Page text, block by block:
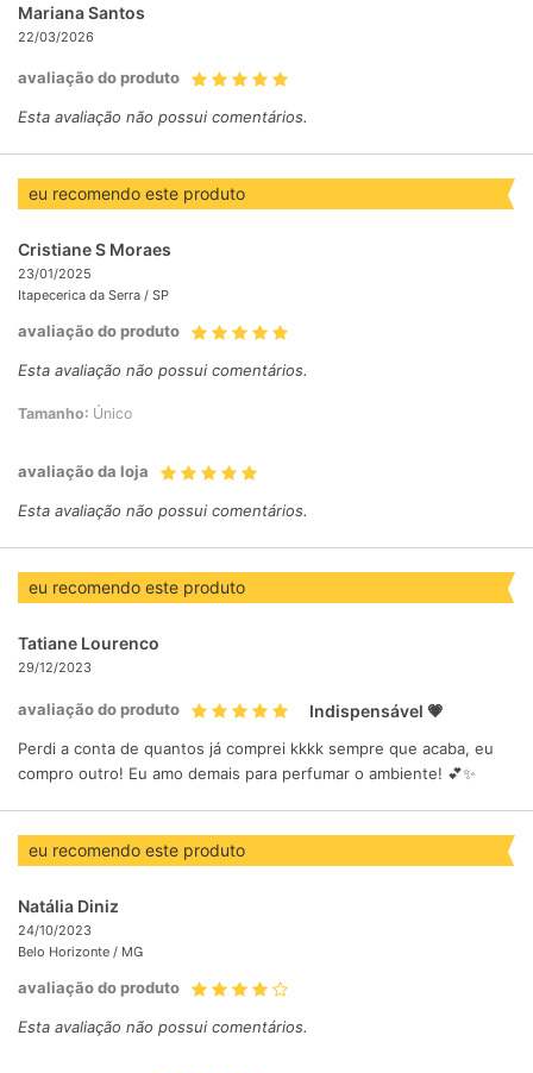
Mariana Santos
22/03/2026
avaliação do produto
Esta avaliação não possui comentários.
eu recomendo este produto
Cristiane S Moraes
23/01/2025
Itapecerica da Serra / SP
avaliação do produto
Esta avaliação não possui comentários.
Tamanho: Único
avaliação da loja
Esta avaliação não possui comentários.
eu recomendo este produto
Tatiane Lourenco
29/12/2023
avaliação do produto Indispensável 💗
Perdi a conta de quantos já comprei kkkk sempre que acaba, eu
compro outro! Eu amo demais para perfumar o ambiente! 💕✨
eu recomendo este produto
Natália Diniz
24/10/2023
Belo Horizonte / MG
avaliação do produto
Esta avaliação não possui comentários.